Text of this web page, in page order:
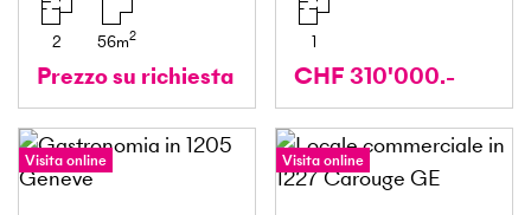
2 56m2
Prezzo su richiesta
1
CHF 310'000.-
Visita online Visita online